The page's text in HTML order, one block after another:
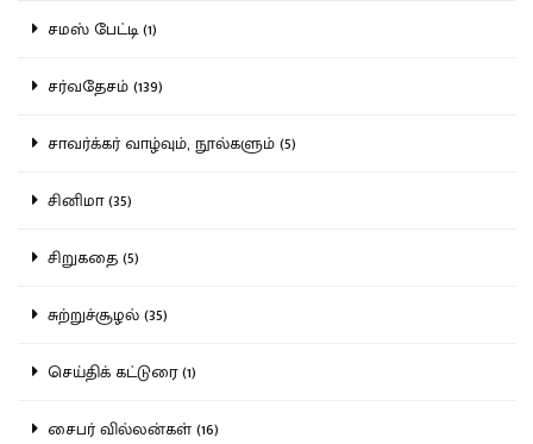
சமஸ் பேட்டி (1)
சர்வதேசம் (139)
சாவர்க்கர் வாழ்வும், நூல்களும் (5)
சினிமா (35)
சிறுகதை (5)
சுற்றுச்சூழல் (35)
செய்திக் கட்டுரை (1)
சைபர் வில்லன்கள் (16)